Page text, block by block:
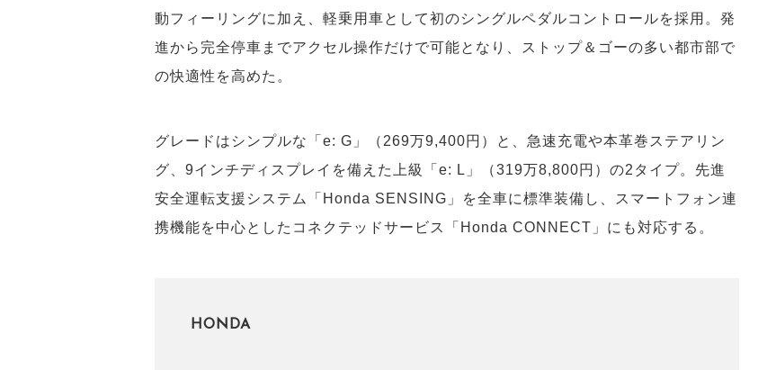
動フィーリングに加え、軽乗用車として初のシングルペダルコントロールを採用。発
進から完全停車までアクセル操作だけで可能となり、ストップ＆ゴーの多い都市部で
の快適性を高めた。
グレードはシンプルな「e: G」（269万9,400円）と、急速充電や本革巻ステアリン
グ、9インチディスプレイを備えた上級「e: L」（319万8,800円）の2タイプ。先進
安全運転支援システム「Honda SENSING」を全車に標準装備し、スマートフォン連
携機能を中心としたコネクテッドサービス「Honda CONNECT」にも対応する。
HONDA